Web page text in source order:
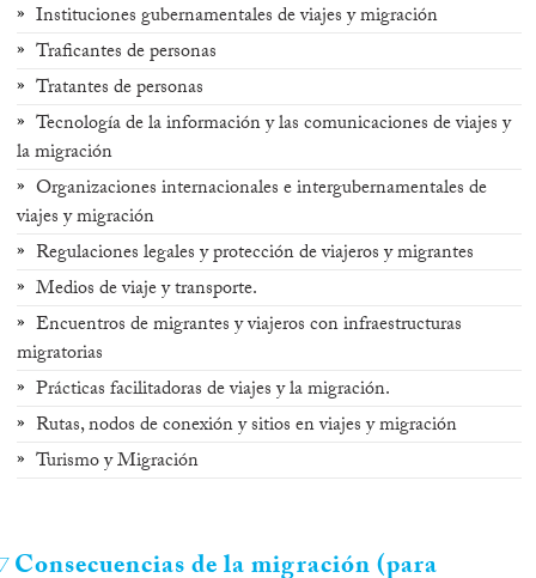
Instituciones gubernamentales de viajes y migración
Traficantes de personas
Tratantes de personas
Tecnología de la información y las comunicaciones de viajes y
la migración
Organizaciones internacionales e intergubernamentales de
viajes y migración
Regulaciones legales y protección de viajeros y migrantes
Medios de viaje y transporte.
Encuentros de migrantes y viajeros con infraestructuras
migratorias
Prácticas facilitadoras de viajes y la migración.
Rutas, nodos de conexión y sitios en viajes y migración
Turismo y Migración
Consecuencias de la migración (para